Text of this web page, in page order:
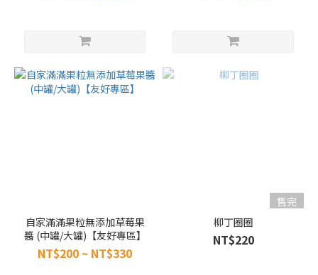
自家滿滿果粒無添加草莓果
醬 (中罐/大罐)【友好專區】
NT$200 ~ NT$330
售完
柳丁圈圈
NT$220